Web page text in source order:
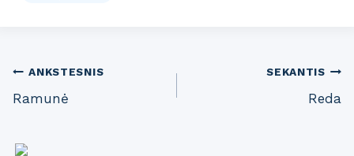
Post
navigation
ANKSTESNIS
Ramunė
SEKANTIS
Reda